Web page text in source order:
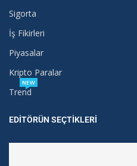
Sigorta
İş Fikirleri
Piyasalar
Kripto Paralar
Trend
NEW
EDITÖRÜN SEÇTIKLERI